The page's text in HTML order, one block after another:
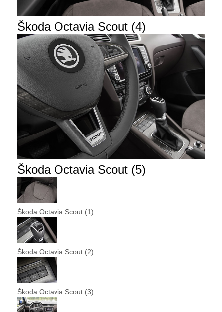
Škoda Octavia Scout (4)
Škoda Octavia Scout (5)
Škoda Octavia Scout (1)
Škoda Octavia Scout (2)
Škoda Octavia Scout (3)